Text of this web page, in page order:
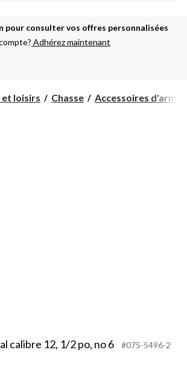
pour consulter vos offres personnalisées
Adhérez maintenant
loisirs Chasse Accessoires
calibre 12, 1/2 po, no 6 #075-5496-2